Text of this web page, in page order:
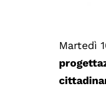
Martedì